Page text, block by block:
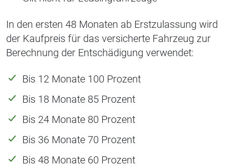
In den ersten 48 Monaten ab Erstzulassung wird
der Kaufpreis für das versicherte Fahrzeug zur
Berechnung der Entschädigung verwendet:
Bis 12 Monate 100 Prozent
Bis 18 Monate 85 Prozent
Bis 24 Monate 80 Prozent
Bis 36 Monate 70 Prozent
Bis 48 Monate 60 Prozent